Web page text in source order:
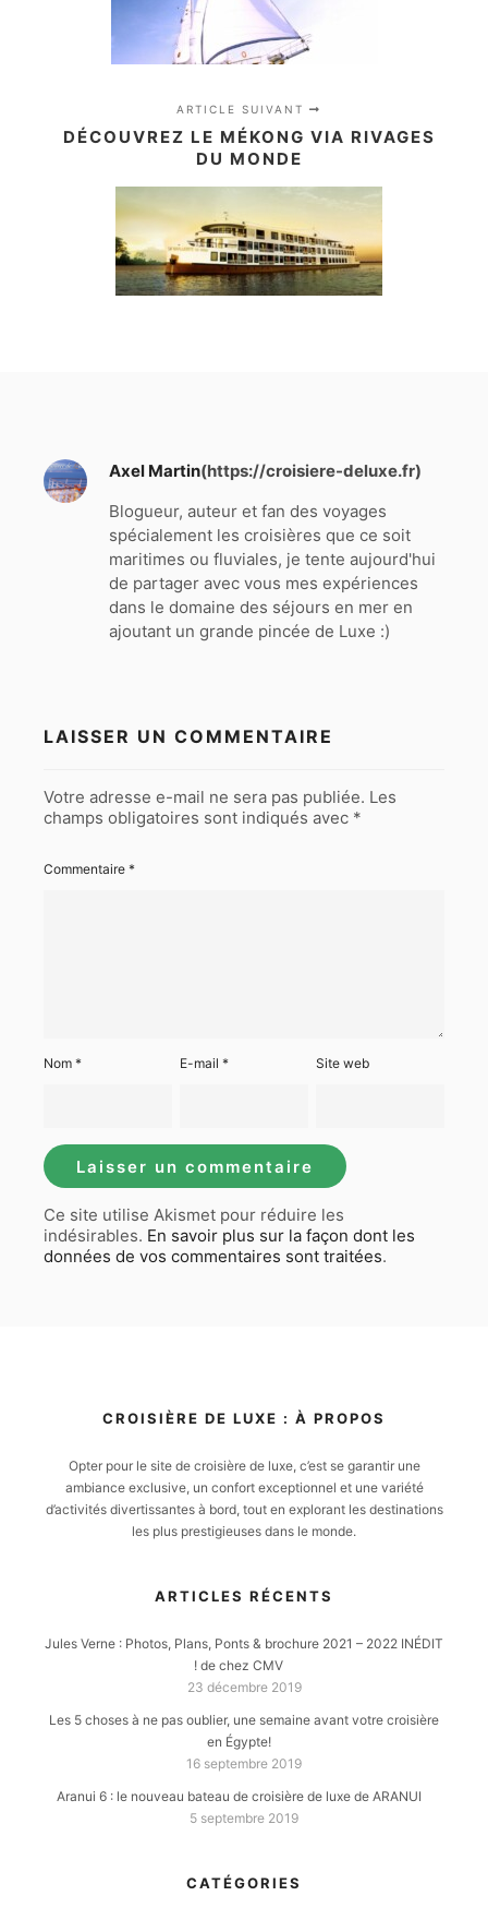
ARTICLE SUIVANT
DÉCOUVREZ LE MÉKONG VIA RIVAGES
DU MONDE
Axel Martin(https://croisiere-deluxe.fr)
Blogueur, auteur et fan des voyages
spécialement les croisières que ce soit
maritimes ou fluviales, je tente aujourd'hui
de partager avec vous mes expériences
dans le domaine des séjours en mer en
ajoutant un grande pincée de Luxe :)
LAISSER UN COMMENTAIRE
Votre adresse e-mail ne sera pas publiée. Les
champs obligatoires sont indiqués avec *
Commentaire *
Nom * E-mail* Site web
Ce site utilise Akismet pour réduire les
indésirables. En savoir plus sur la façon dont les
données de vos commentaires sont traitées.
CROISIÈRE DE LUXE : À PROPOS
Opter pour le site de croisière de luxe, c’est se garantir une
ambiance exclusive, un confort exceptionnel et une variété
d’activités divertissantes à bord, tout en explorant les destinations
les plus prestigieuses dans le monde.
ARTICLES RÉCENTS
Jules Verne : Photos, Plans, Ponts & brochure 2021 – 2022 INÉDIT
! de chez CMV
23 décembre 2019
Les 5 choses à ne pas oublier, une semaine avant votre croisière
en Égypte!
16 septembre 2019
Aranui 6 : le nouveau bateau de croisière de luxe de ARANUI
5 septembre 2019
CATÉGORIES